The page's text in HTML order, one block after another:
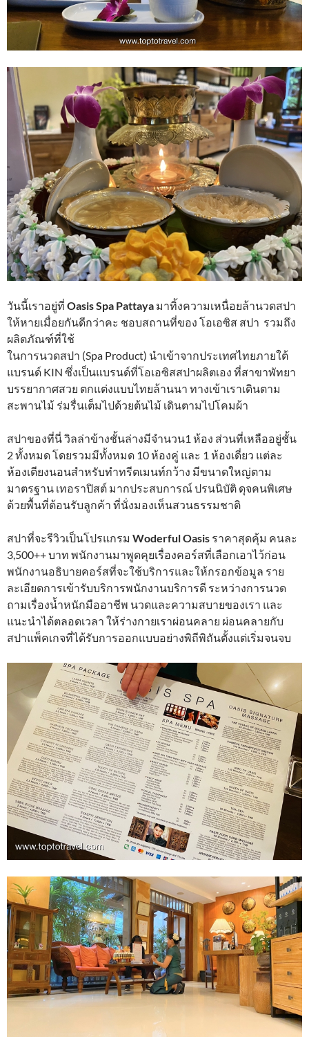
วันนี้เราอยู่ที่ Oasis Spa Pattaya มาทิ้งความเหนื่อยล้านวดสปา
ให้หายเมื่อยกันดีกว่าคะ ชอบสถานที่ของ โอเอซิส สปา รวมถึง
ผลิตภัณฑ์ที่ใช้
ในการนวดสปา (Spa Product) นำเข้าจากประเทศไทยภายใต้
แบรนด์ KIN ซึ่งเป็นแบรนด์ที่โอเอซิสสปาผลิตเอง ที่สาขาพัทยา
บรรยากาศสวย ตกแต่งแบบไทยล้านนา ทางเข้าเราเดินตาม
สะพานไม้ ร่มรื่นเต็มไปด้วยต้นไม้ เดินตามไปโคมผ้า
สปาของที่นี่ วิลล่าข้างชั้นล่างมีจำนวน1 ห้อง ส่วนที่เหลืออยู่ชั้น
2 ทั้งหมด โดยรวมมีทั้งหมด 10 ห้องคู่ และ 1 ห้องเดี่ยว แต่ละ
ห้องเตียงนอนสำหรับทำทรีตเมนท์กว้าง มีขนาดใหญ่ตาม
มาตรฐาน เทอราปิสต์ มากประสบการณ์ ปรนนิบัติ ดุจคนพิเศษ
ด้วยพื้นที่ต้อนรับลูกค้า ที่นั่งมองเห็นสวนธรรมชาติ
สปาที่จะรีวิวเป็นโปรแกรม Woderful Oasis ราคาสุดคุ้ม คนละ
3,500++ บาท พนักงานมาพูดคุยเรื่องคอร์สที่เลือกเอาไว้ก่อน
พนักงานอธิบายคอร์สที่จะใช้บริการและให้กรอกข้อมูล ราย
ละเอียดการเข้ารับบริการพนักงานบริการดี ระหว่างการนวด
ถามเรื่องน้ำหนักมืออาชีพ นวดและความสบายของเรา และ
แนะนำได้ตลอดเวลา ให้ร่างกายเราผ่อนคลาย ผ่อนคลายกับ
สปาแพ็คเกจที่ได้รับการออกแบบอย่างพิถีพิถันตั้งแต่เริ่มจนจบ